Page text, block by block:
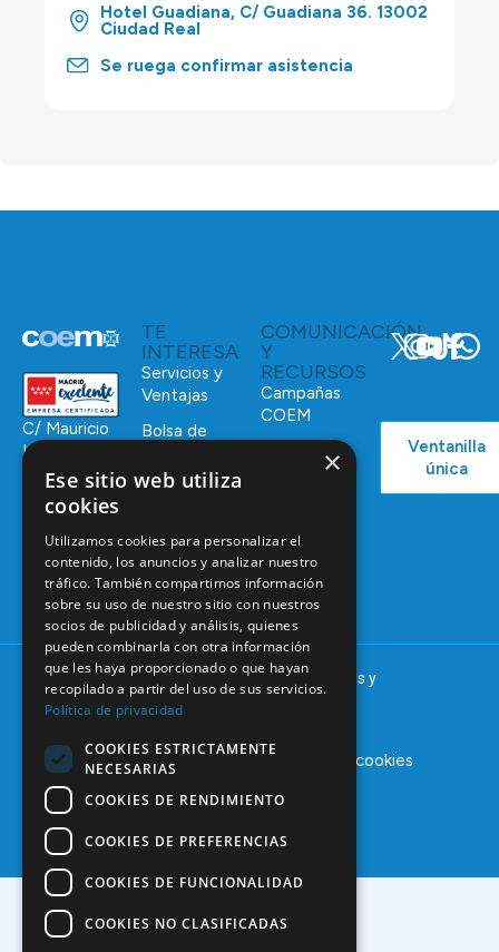
Hotel Guadiana, C/ Guadiana 36. 13002
Ciudad Real
Se ruega confirmar asistencia
C/ Mauricio
Legendre,
Madrid
91 561 29 05
informacion@coem.org.es
TE
INTERESA
Servicios y
Ventajas
Bolsa de
Formación
Tablón de
anuncios
COMUNICACIÓN
Y
RECURSOS
Campañas
COEM
Ventanilla
única
© 2025 – COEM – Colegio Oficial de Odontólogos y
Estomatólogos de la I región
Aviso legalPolítica de privacidad Política de cookies
×
Ese sitio web utiliza
cookies
Utilizamos cookies para personalizar el
contenido, los anuncios y analizar nuestro
tráfico. También compartimos información
sobre su uso de nuestro sitio con nuestros
socios de publicidad y análisis, quienes
pueden combinarla con otra información
que les haya proporcionado o que hayan
recopilado a partir del uso de sus servicios.
Política de privacidad
COOKIES ESTRICTAMENTE
NECESARIAS
COOKIES DE RENDIMIENTO
COOKIES DE PREFERENCIAS
COOKIES DE FUNCIONALIDAD
COOKIES NO CLASIFICADAS